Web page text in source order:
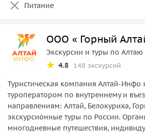
Питание
ООО « Горный
Экскурсии и туры по Алтаю
4.8
148 экскурсий
Туристическая компания Алтай-Инфо
туроператором по внутреннему и
направлениям: Алтай, Белокуриха,
экскурсионные туры по России.
многодневные путешествия,